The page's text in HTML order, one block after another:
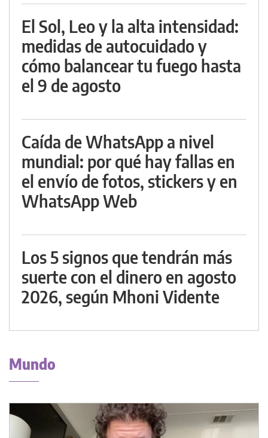
El Sol, Leo y la alta intensidad:
medidas de autocuidado y
cómo balancear tu fuego hasta
el 9 de agosto
Caída de WhatsApp a nivel
mundial: por qué hay fallas en
el envío de fotos, stickers y en
WhatsApp Web
Los 5 signos que tendrán más
suerte con el dinero en agosto
2026, según Mhoni Vidente
Mundo